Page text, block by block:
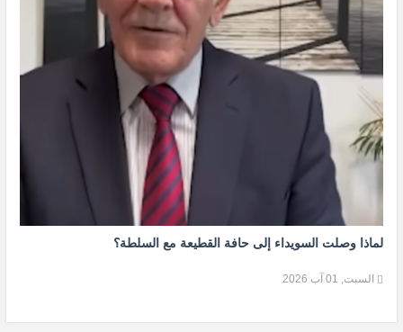
لماذا وصلت السويداء إلى حافة القطيعة مع السلطة؟
السبت, 01 آب 2026